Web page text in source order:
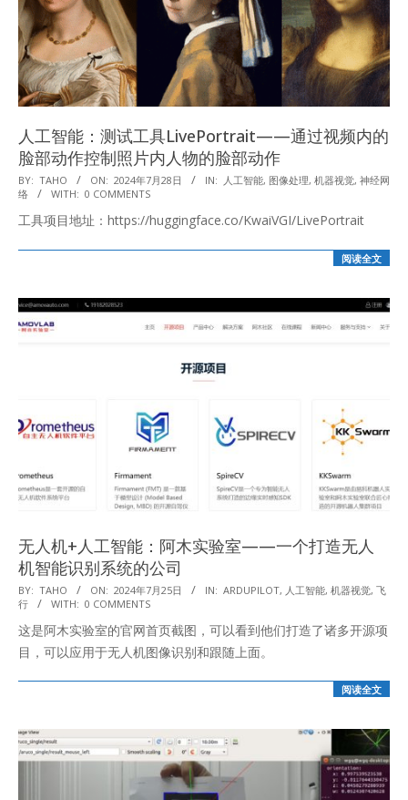
人工智能：测试工具LivePortrait——通过视频内的
脸部动作控制照片内人物的脸部动作
2024-
07-
28
BY: TAHO ON: 2024年7月28日 IN: 人工智能, 图像处理, 机器视觉, 神经网
络
WITH: 0 COMMENTS
工具项目地址：https://huggingface.co/KwaiVGI/LivePortrait
阅读全文
无人机+人工智能：阿木实验室——一个打造无人
机智能识别系统的公司
2024-
07-
25
BY: TAHO ON: 2024年7月25日 IN: ARDUPILOT, 人工智能, 机器视觉, 飞
行
WITH: 0 COMMENTS
这是阿木实验室的官网首页截图，可以看到他们打造了诸多开源项
目，可以应用于无人机图像识别和跟随上面。
阅读全文